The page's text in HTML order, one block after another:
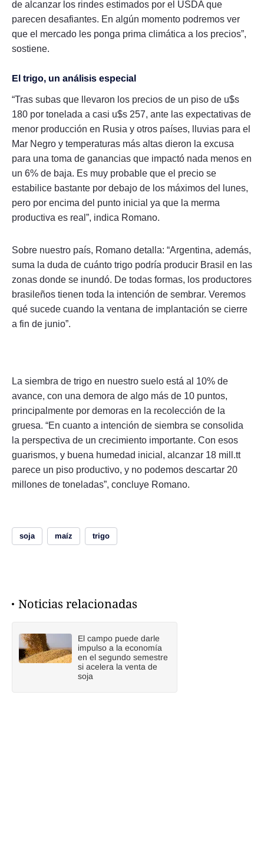
de alcanzar los rindes estimados por el USDA que
parecen desafiantes. En algún momento podremos ver
que el mercado les ponga prima climática a los precios”,
sostiene.
El trigo, un análisis especial
“Tras subas que llevaron los precios de un piso de u$s
180 por tonelada a casi u$s 257, ante las expectativas de
menor producción en Rusia y otros países, lluvias para el
Mar Negro y temperaturas más altas dieron la excusa
para una toma de ganancias que impactó nada menos en
un 6% de baja. Es muy probable que el precio se
estabilice bastante por debajo de los máximos del lunes,
pero por encima del punto inicial ya que la merma
productiva es real”, indica Romano.
Sobre nuestro país, Romano detalla: “Argentina, además,
suma la duda de cuánto trigo podría producir Brasil en las
zonas donde se inundó. De todas formas, los productores
brasileños tienen toda la intención de sembrar. Veremos
qué sucede cuando la ventana de implantación se cierre
a fin de junio”.
La siembra de trigo en nuestro suelo está al 10% de
avance, con una demora de algo más de 10 puntos,
principalmente por demoras en la recolección de la
gruesa. “En cuanto a intención de siembra se consolida
la perspectiva de un crecimiento importante. Con esos
guarismos, y buena humedad inicial, alcanzar 18 mill.tt
parece un piso productivo, y no podemos descartar 20
millones de toneladas”, concluye Romano.
soja maíz trigo
Noticias relacionadas
El campo puede darle
impulso a la economía
en el segundo semestre
si acelera la venta de
soja